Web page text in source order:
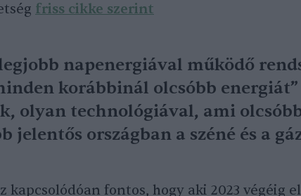
friss cikke szerint
napenergiával működő
korábbinál olcsóbb energiát”
olyan technológiával, ami
jelentős országban a széné és a
kapcsolódóan fontos, hogy aki 2023 végéig